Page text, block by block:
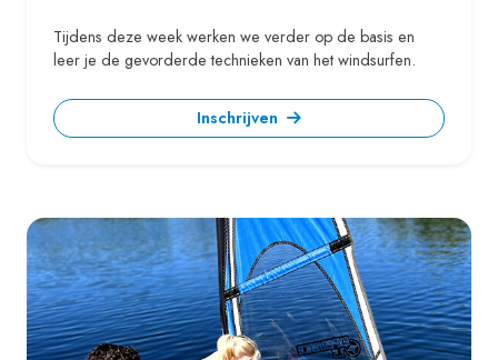
Tijdens deze week werken we verder op de basis en
leer je de gevorderde technieken van het windsurfen.
Inschrijven